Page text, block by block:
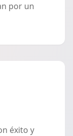
por un
éxito y